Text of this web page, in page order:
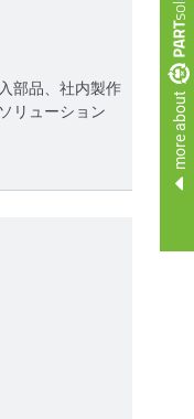
more about
部品、社内製作
リューション